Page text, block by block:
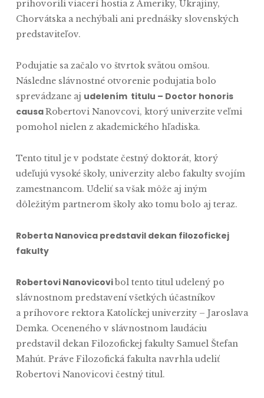
prihovorili viacerí hostia z Ameriky, Ukrajiny,
Chorvátska a nechýbali ani prednášky slovenských
predstaviteľov.
Podujatie sa začalo vo štvrtok svätou omšou.
Následne slávnostné otvorenie podujatia bolo
sprevádzane aj udelením titulu – Doctor honoris
causaRobertovi Nanovcovi, ktorý univerzite veľmi
pomohol nielen z akademického hľadiska.
Tento titul je v podstate čestný doktorát, ktorý
udeľujú vysoké školy, univerzity alebo fakulty svojím
zamestnancom. Udeliť sa však môže aj iným
dôležitým partnerom školy ako tomu bolo aj teraz.
Roberta Nanovica predstavil dekan filozofickej
fakulty
Robertovi Nanovicovibol tento titul udelený po
slávnostnom predstavení všetkých účastníkov
a príhovore rektora Katolíckej univerzity – Jaroslava
Demka. Oceneného v slávnostnom laudáciu
predstavil dekan Filozofickej fakulty Samuel Štefan
Mahút. Práve Filozofická fakulta navrhla udeliť
Robertovi Nanovicovi čestný titul.